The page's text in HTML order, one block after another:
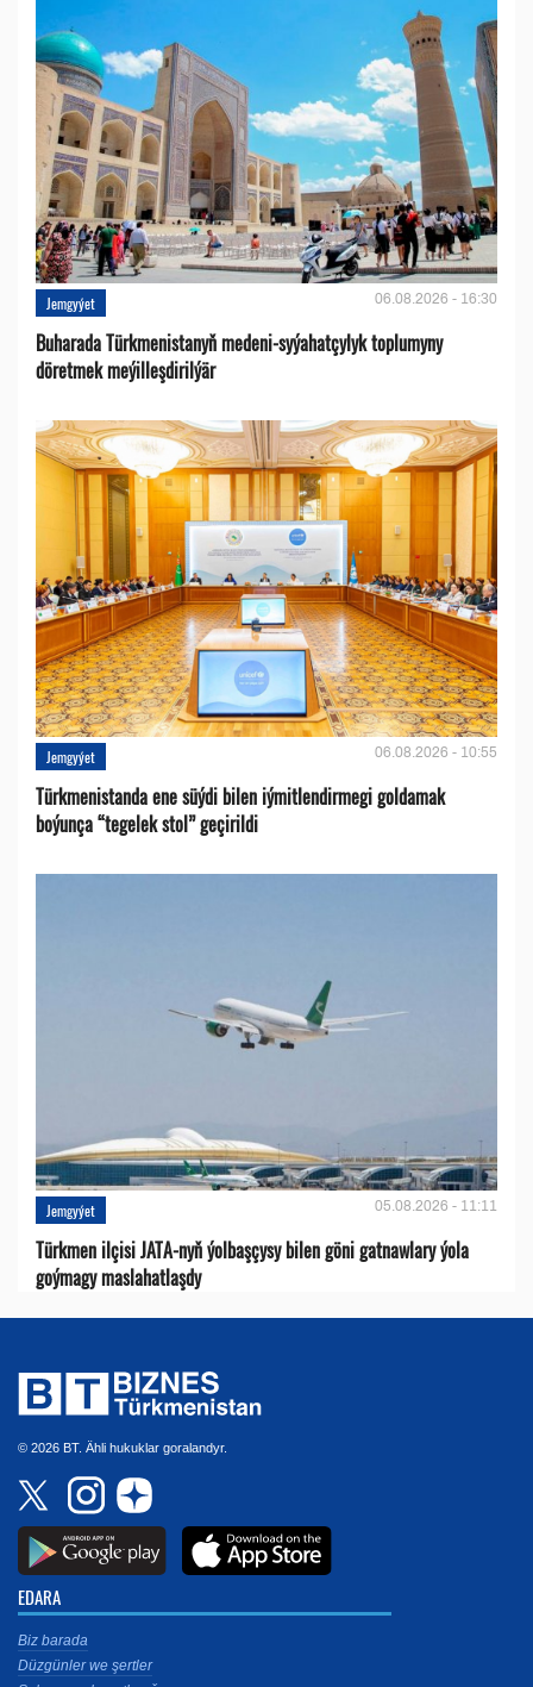
Jemgyýet 06.08.2026 - 16:30
Buharada Türkmenistanyň medeni-syýahatçylyk toplumyny
döretmek meýilleşdirilýär
Jemgyýet 06.08.2026 - 10:55
Türkmenistanda ene süýdi bilen iýmitlendirmegi goldamak
boýunça “tegelek stol” geçirildi
Jemgyýet 05.08.2026 - 11:11
Türkmen ilçisi JATA-nyň ýolbaşçysy bilen göni gatnawlary ýola
goýmagy maslahatlaşdy
© 2026 BT. Ähli hukuklar goralandyr.
EDARA
Biz barada
Düzgünler we şertler